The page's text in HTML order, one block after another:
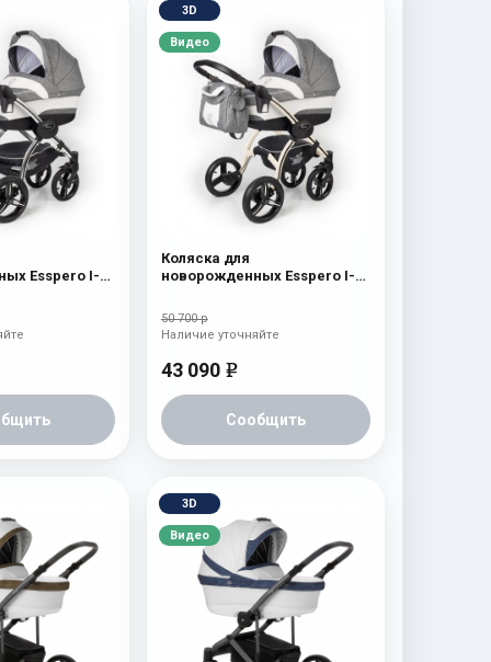
Esspero I-
3D
Видео
Коляска для
новорожденных Esspero I-
50 700 р
43 090 e
Сообщить
Наличие уточняйте
3D
Видео